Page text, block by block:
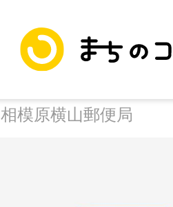
相模原横山郵便局